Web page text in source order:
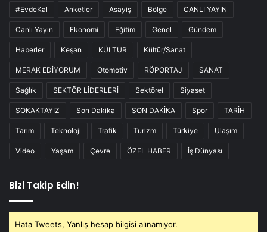
#EvdeKal Anketler Asayiş Bölge CANLI YAYIN
Canlı Yayın Ekonomi Eğitim Genel Gündem
Haberler Keşan KÜLTÜR Kültür/Sanat
MERAK EDİYORUM Otomotiv RÖPORTAJ SANAT
Sağlık SEKTÖR LİDERLERİ Sektörel Siyaset
SOKAKTAYIZ Son Dakika SON DAKİKA Spor TARİH
Tarım Teknoloji Trafik Turizm Türkiye Ulaşım
Video Yaşam Çevre ÖZEL HABER İş Dünyası
Bizi Takip Edin!
Hata Tweets, Yanlış hesap bilgisi alınamıyor.